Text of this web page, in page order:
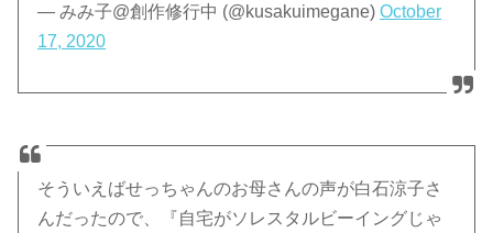
— みみ子@創作修行中 (@kusakuimegane)October
17, 2020
そういえばせっちゃんのお母さんの声が白石涼子さ
んだったので、『自宅がソレスタルビーイングじゃ